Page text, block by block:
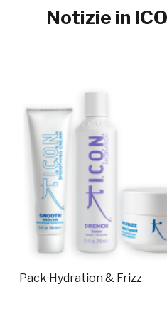
Notizie in
Pack Hydration & Frizz